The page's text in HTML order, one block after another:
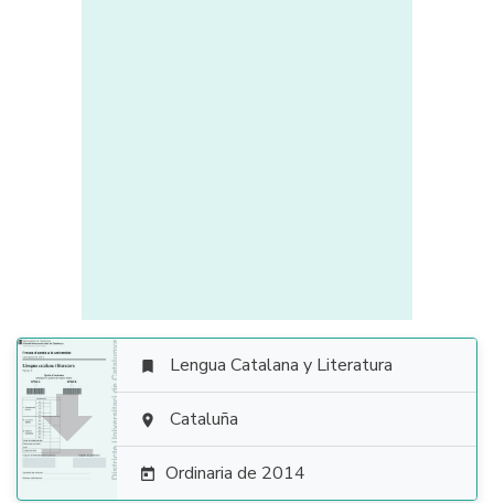

 Lengua Catalana y Literatura
 Cataluña
 Ordinaria de 2014